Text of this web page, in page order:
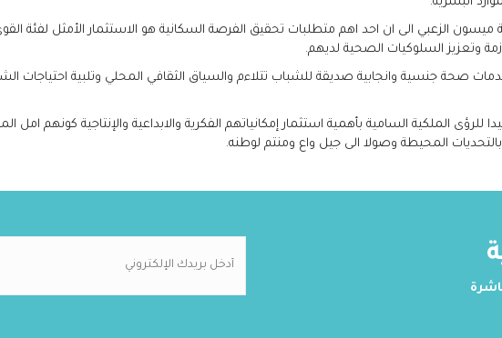
الزعبي الى ان احد اهم متطلبات تحقيق الفرصة السكانية هو الاستثمار الأمثل لفئة
وتعزيز السلوكيات الصحية لديهم.
صحة جنسية وانجابية صديقة للشباب تتلاءم والسياق الثقافي المحلي وتلبية احتياجات
الملكية السامية بأهمية استثمار إمكانياتهم الفكرية والابداعية والإنتاجية كونهم
المحيطة وصولا الى جيل واع ومنتم لوطنه.